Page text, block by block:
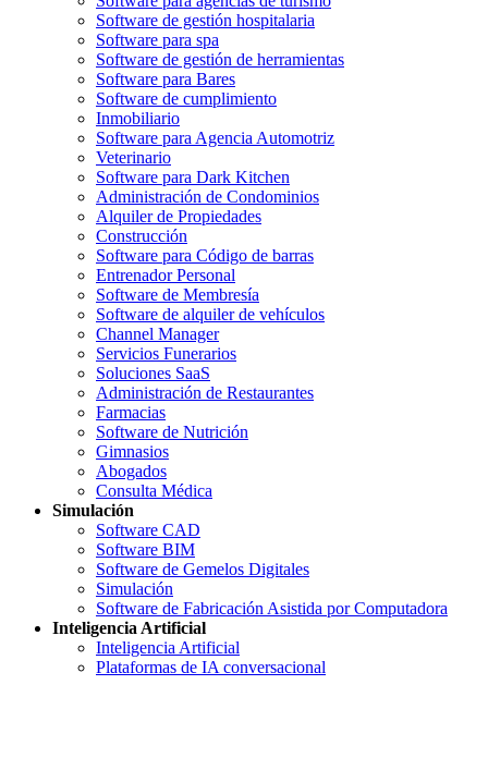
Software de gestión hospitalaria
Software para spa
Software de gestión de herramientas
Software para Bares
Software de cumplimiento
Inmobiliario
Software para Agencia Automotriz
Veterinario
Software para Dark Kitchen
Administración de Condominios
Alquiler de Propiedades
Construcción
Software para Código de barras
Entrenador Personal
Software de Membresía
Software de alquiler de vehículos
Channel Manager
Servicios Funerarios
Soluciones SaaS
Administración de Restaurantes
Farmacias
Software de Nutrición
Gimnasios
Abogados
Consulta Médica
Simulación
Software CAD
Software BIM
Software de Gemelos Digitales
Simulación
Software de Fabricación Asistida por Computadora
Inteligencia Artificial
Inteligencia Artificial
Plataformas de IA conversacional